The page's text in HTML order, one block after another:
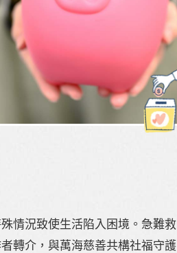
情況致使生活陷入困境。急難救
轉介，與萬海慈善共構社福守護